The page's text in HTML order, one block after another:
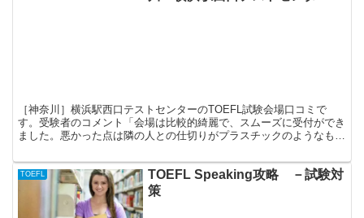
［神奈川］横浜駅西口テストセンターのTOEFL試験会場口コミで
す。受験者のコメント「会場は比較的綺麗で、スムーズに受付ができ
ました。悪かった点は隣の人との仕切りがプラスチックのようなもの
てきました。机も細長い机に無理やり仕切りをしているような感じな
ので隣の人が休憩などで立ち上がったりしたらその振動がきます。机
の奥行きが狭く、メモを取るのに一苦労します。」
TOEFL
TOEFL Speaking攻略 －試験対
策